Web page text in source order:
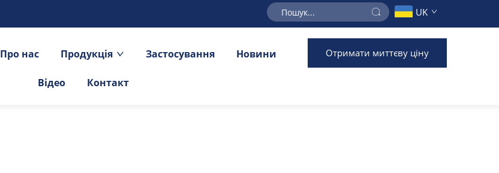
UK
Про нас Продукція Застосування Новини
Відео Контакт
Отримати миттєву ціну